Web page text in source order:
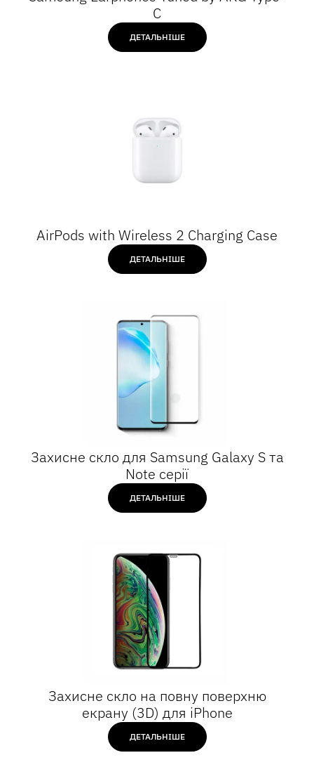
C
ДЕТАЛЬНІШЕ
AirPods with Wireless 2 Charging Case
ДЕТАЛЬНІШЕ
Захисне скло для Samsung Galaxy S та
Note серії
ДЕТАЛЬНІШЕ
Захисне скло на повну поверхню
екрану (3D) для iPhone
ДЕТАЛЬНІШЕ